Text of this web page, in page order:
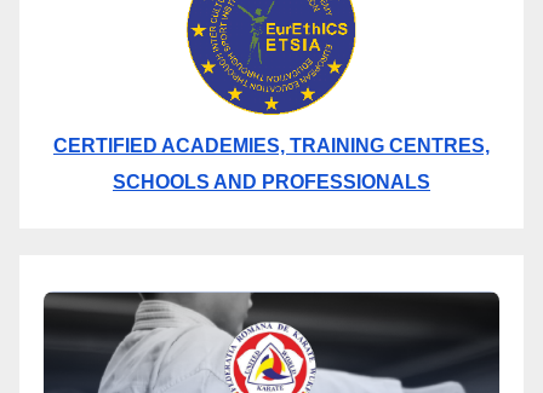
CERTIFIED ACADEMIES, TRAINING CENTRES,
SCHOOLS AND PROFESSIONALS